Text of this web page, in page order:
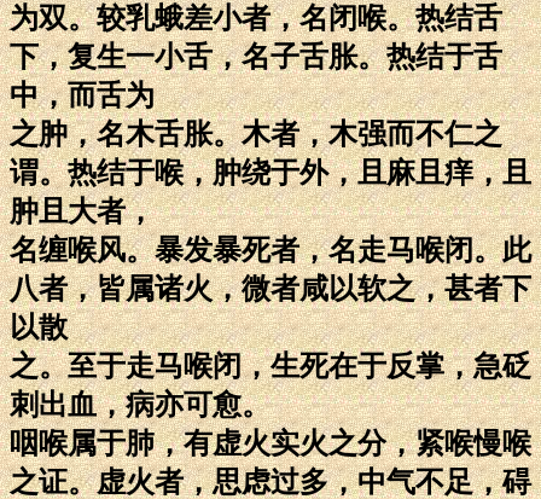
为双。较乳蛾差小者，名闭喉。热结舌
下，复生一小舌，名子舌胀。热结于舌
中，而舌为
之肿，名木舌胀。木者，木强而不仁之
谓。热结于喉，肿绕于外，且麻且痒，且
肿且大者，
名缠喉风。暴发暴死者，名走马喉闭。此
八者，皆属诸火，微者咸以软之，甚者下
以散
之。至于走马喉闭，生死在于反掌，急砭
刺出血，病亦可愈。
咽喉属于肺，有虚火实火之分，紧喉慢喉
之证。虚火者，思虑过多，中气不足，碍